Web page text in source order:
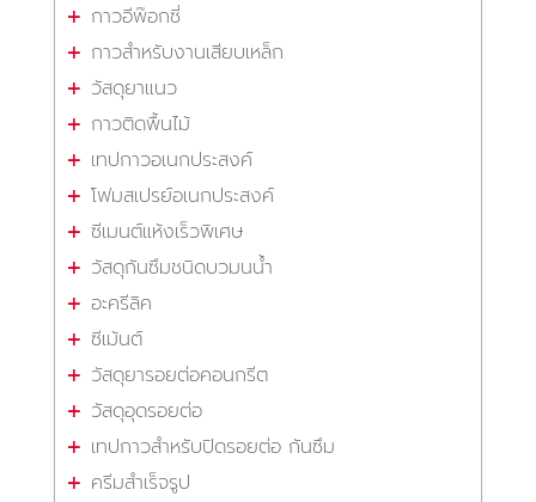
กาวอีพ๊อกซี่
กาวสำหรับงานเสียบเหล็ก
วัสดุยาแนว
กาวติดพื้นไม้
เทปกาวอเนกประสงค์
โฟมสเปรย์อเนกประสงค์
ซีเมนต์แห้งเร็วพิเศษ
วัสดุกันซึมชนิดบวมนน้ำ
อะครีลิค
ซีเม้นต์
วัสดุยารอยต่อคอนกรีต
วัสดุอุดรอยต่อ
เทปกาวสำหรับปิดรอยต่อ กันซึม
ครีมสำเร็จรูป